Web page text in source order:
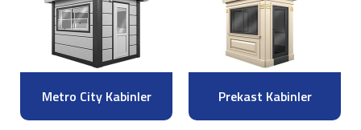
Metro City Kabinler Prekast Kabinler